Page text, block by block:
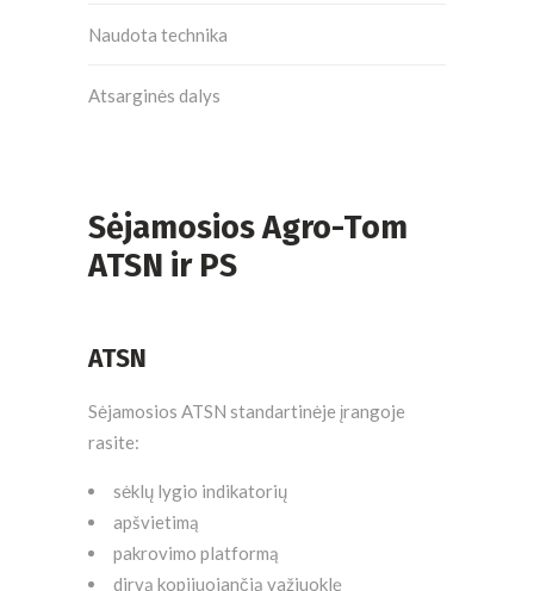
Naudota technika
Atsarginės dalys
Sėjamosios Agro-Tom
ATSN ir PS
ATSN
Sėjamosios ATSN standartinėje įrangoje
rasite:
sėklų lygio indikatorių
apšvietimą
pakrovimo platformą
dirvą kopijuojančią važiuoklę